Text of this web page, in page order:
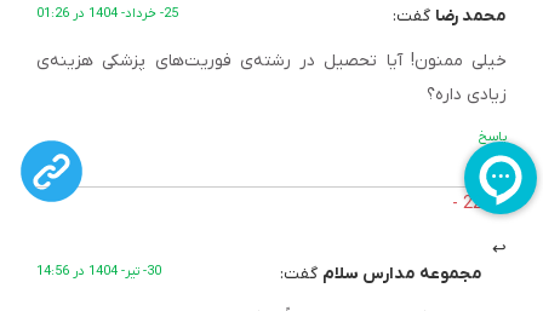
محمد رضا گفت: 25- خرداد- 1404 در 01:26
خیلی ممنون! آیا تحصیل در رشته‌ی فوریت‌های پزشکی هزینه‌ی
زیادی داره؟
پاسخ
مجموعه مدارس سلام گفت: 30- تیر- 1404 در 14:56